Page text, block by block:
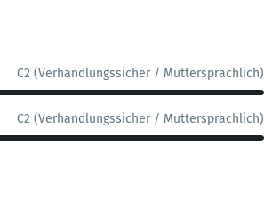
C2 (Verhandlungssicher / Muttersprachlich)
C2 (Verhandlungssicher / Muttersprachlich)